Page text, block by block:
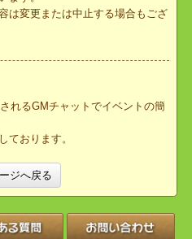
ク色で表記されます。それ以外の
りませんので、ご注意ください。
場合、違反ポリシーに則り、厳しい
されるGMチャットでイベントの簡
しております。